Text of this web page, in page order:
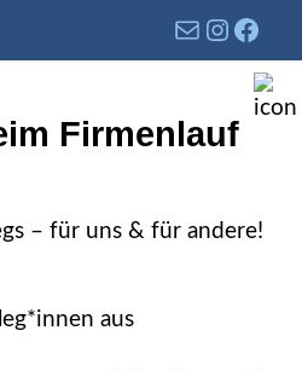
Firmenlauf
– für uns & für andere!
aus